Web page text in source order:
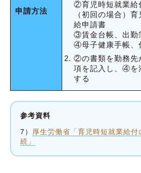
申請方法
②育児時短就業給
（初回の場合）
給申請書
③賃金台帳、出勤
④母子健康手帳、
②の書類を勤務先
項を記入し、④を
する
参考資料
7） 厚生労働省「育児時短就業給
続」